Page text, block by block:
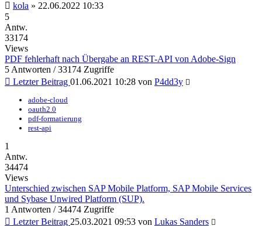
kola » 22.06.2022 10:33
5
Antw.
33174
Views
PDF fehlerhaft nach Übergabe an REST-API von Adobe-Sign
5 Antworten / 33174 Zugriffe
Letzter Beitrag 01.06.2021 10:28 von P4dd3y
adobe-cloud
oauth2.0
pdf-formatierung
rest-api
1
Antw.
34474
Views
Unterschied zwischen SAP Mobile Platform, SAP Mobile Services
und Sybase Unwired Platform (SUP).
1 Antworten / 34474 Zugriffe
Letzter Beitrag 25.03.2021 09:53 von Lukas Sanders